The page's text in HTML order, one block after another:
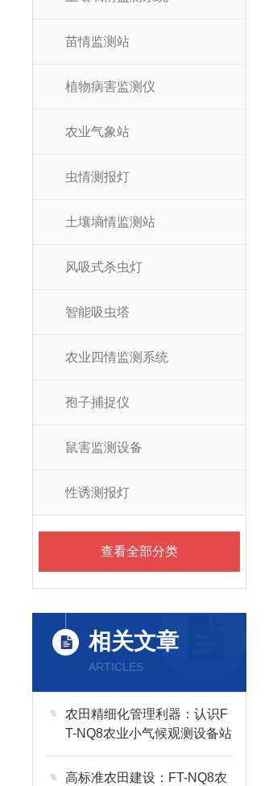
苗情监测站
植物病害监测仪
农业气象站
虫情测报灯
土壤墒情监测站
风吸式杀虫灯
智能吸虫塔
农业四情监测系统
孢子捕捉仪
鼠害监测设备
性诱测报灯
查看全部分类
相关文章
ARTICLES
农田精细化管理利器：认识F
T-NQ8农业小气候观测设备站
高标准农田建设：FT-NQ8农